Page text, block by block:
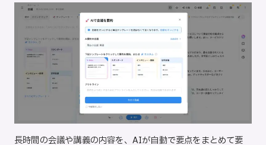
長時間の会議や講義の内容を、AIが自動で要点をまとめて要